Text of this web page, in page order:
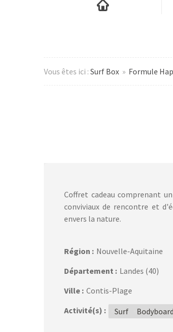
Vous êtes ici : Surf Box » Formule
Coffret cadeau comprenant
conviviaux de rencontre et
envers la nature.
Région : Nouvelle-Aquitaine
Département : Landes (40)
Ville : Contis-Plage
Activité(s) :
Surf Bodyboard